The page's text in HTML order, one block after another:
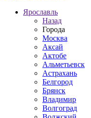
Ярославль
Назад
Города
Москва
Аксай
Актобе
Альметьевск
Астрахань
Белгород
Брянск
Владимир
Волгоград